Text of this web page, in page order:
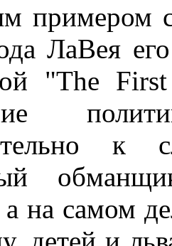
примером
ЛаВея
"The
к
на самом